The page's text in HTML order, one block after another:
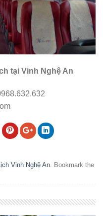
tại Vinh Nghệ An
Vinh Nghệ An. Bookmark the